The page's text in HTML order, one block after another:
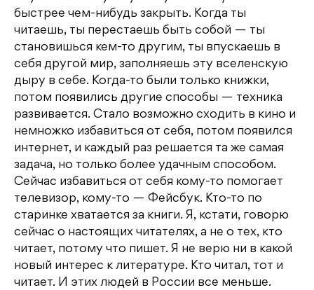
быстрее чем-нибудь закрыть. Когда ты
читаешь, ты перестаешь быть собой — ты
становишься кем-то другим, ты впускаешь в
себя другой мир, заполняешь эту вселенскую
дыру в себе. Когда-то были только книжки,
потом появились другие способы — техника
развивается. Стало возможно сходить в кино и
немножко избавиться от себя, потом появился
интернет, и каждый раз решается та же самая
задача, но только более удачным способом.
Сейчас избавиться от себя кому-то помогает
телевизор, кому-то — Фейсбук. Кто-то по
старинке хватается за книги. Я, кстати, говорю
сейчас о настоящих читателях, а не о тех, кто
читает, потому что пишет. Я не верю ни в какой
новый интерес к литературе. Кто читал, тот и
читает. И этих людей в России все меньше.